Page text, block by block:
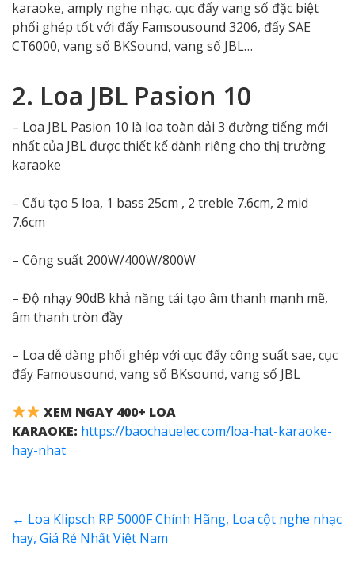
karaoke, amply nghe nhạc, cục đẩy vang số đặc biệt
phối ghép tốt với đẩy Famsousound 3206, đẩy SAE
CT6000, vang số BKSound, vang số JBL…
2. Loa JBL Pasion 10
– Loa JBL Pasion 10 là loa toàn dải 3 đường tiếng mới
nhất của JBL được thiết kế dành riêng cho thị trường
karaoke
– Cấu tạo 5 loa, 1 bass 25cm , 2 treble 7.6cm, 2 mid
7.6cm
– Công suất 200W/400W/800W
– Độ nhạy 90dB khả năng tái tạo âm thanh mạnh mẽ,
âm thanh tròn đầy
– Loa dễ dàng phối ghép với cục đẩy công suất sae, cục
đẩy Famousound, vang số BKsound, vang số JBL
XEM NGAY 400+ LOA
KARAOKE: https://baochauelec.com/loa-hat-karaoke-
hay-nhat
← Loa Klipsch RP 5000F Chính Hãng, Loa cột nghe nhạc
hay, Giá Rẻ Nhất Việt Nam